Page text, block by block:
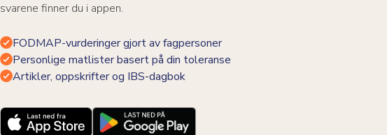
svarene finner du i appen.
FODMAP-vurderinger gjort av fagpersoner
Personlige matlister basert på din toleranse
Artikler, oppskrifter og IBS-dagbok